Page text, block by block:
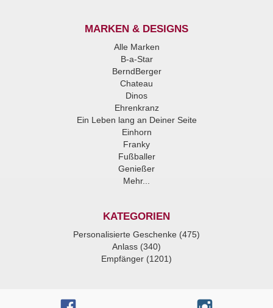
MARKEN & DESIGNS
Alle Marken
B-a-Star
BerndBerger
Chateau
Dinos
Ehrenkranz
Ein Leben lang an Deiner Seite
Einhorn
Franky
Fußballer
Genießer
Mehr...
KATEGORIEN
Personalisierte Geschenke (475)
Anlass (340)
Empfänger (1201)